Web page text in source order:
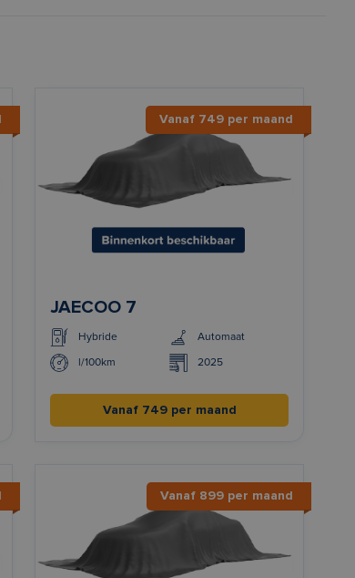
Vanaf 749 per maand
JAECOO 7
Hybride Automaat
l/100km 2025
Vanaf 749 per maand
Vanaf 899 per maand